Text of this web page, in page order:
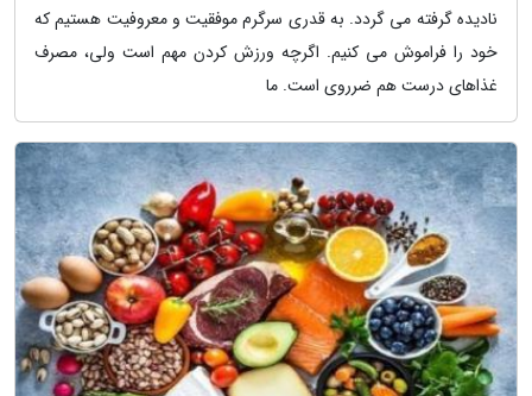
نادیده گرفته می گردد. به قدری سرگرم موفقیت و معروفیت هستیم که
خود را فراموش می کنیم. اگرچه ورزش کردن مهم است ولی، مصرف
غذاهای درست هم ضرروی است. ما